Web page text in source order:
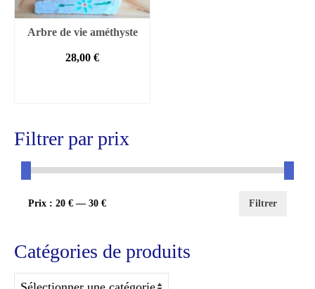
Arbre de vie améthyste
28,00 €
Filtrer par prix
Prix
Prix Filtrer
Prix : 20 € — 30 €
Catégories de produits